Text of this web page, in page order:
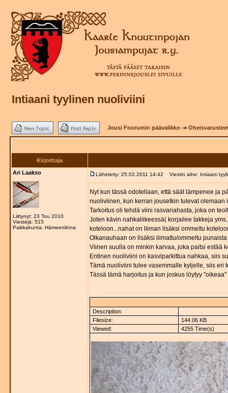
Intiaani tyylinen nuoliviini
Jousi Foorumin päävalikko ->
Kirjoittaja
Ari Laakso
Liittynyt: 23 Tou 2010
Viestejä: 515
Paikkakunta: Hämeenlinna
Lähetetty: 25.02.2011 14:42 Viestin aihe: Intiaani
Nyt kun tässä odotellaan, että säät lämpenee ja
nuoliviinen, kun kerran jousetkin tulevat olemaan
Tarkoitus oli tehdä viini rasvanahasta, joka on
Joten kävin nahkaliikeessä( korjailee takkeja
koteloon...nahat on liiman lisäksi ommeltu
Olkanauhaan on lisäksi liimattu/ommeltu
Viinen suulla on minkin karvaa, joka paitsi estää
Entinen nuoliviini on kasviparkittua nahkaa, siis
Tämä nuoliviini tulee vasemmalle kyljelle, siis eri
Tässä tämä harjoitus ja kun joskus löytyy
Description:
Filesize:
144.06 KB
Viewed:
4255 Time(s)